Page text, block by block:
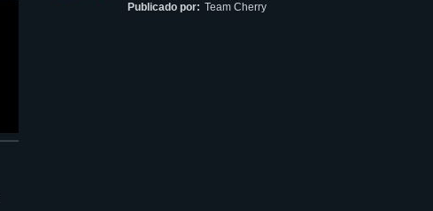
Publicado por: Team Cherry